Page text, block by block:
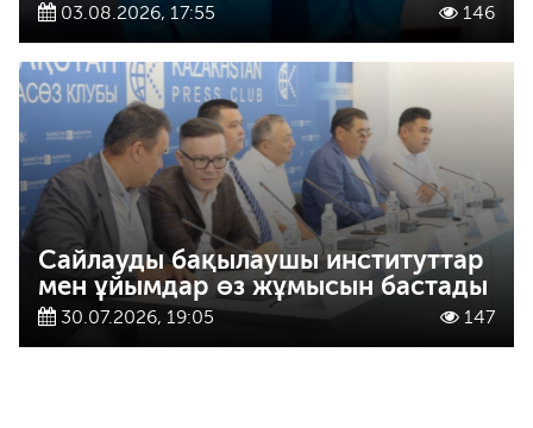
03.08.2026, 17:55 146
Сайлауды бақылаушы институттар
мен ұйымдар өз жұмысын бастады
30.07.2026, 19:05 147